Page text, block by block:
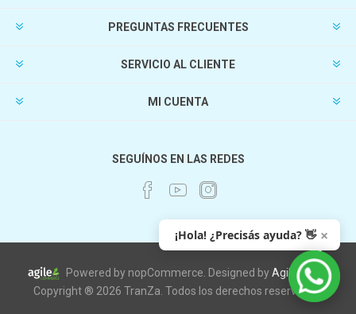
PREGUNTAS FRECUENTES
SERVICIO AL CLIENTE
MI CUENTA
SEGUÍNOS EN LAS REDES
Powered by nopCommerce. Designed byAgileWorks
Copyright ® 2026 TranZa. Todos los derechos reservados.
¡Hola! ¿Precisás ayuda? 👋 ×